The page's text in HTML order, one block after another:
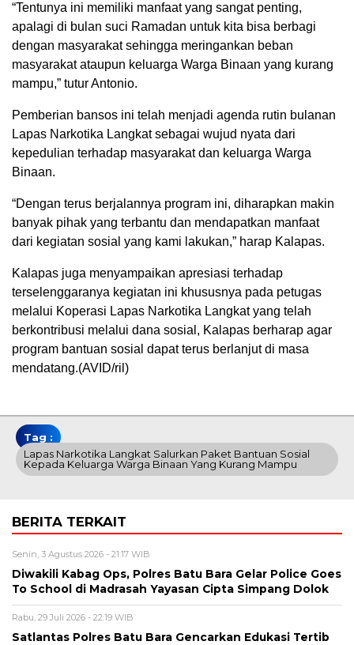
“Tentunya ini memiliki manfaat yang sangat penting,
apalagi di bulan suci Ramadan untuk kita bisa berbagi
dengan masyarakat sehingga meringankan beban
masyarakat ataupun keluarga Warga Binaan yang kurang
mampu,” tutur Antonio.
Pemberian bansos ini telah menjadi agenda rutin bulanan
Lapas Narkotika Langkat sebagai wujud nyata dari
kepedulian terhadap masyarakat dan keluarga Warga
Binaan.
“Dengan terus berjalannya program ini, diharapkan makin
banyak pihak yang terbantu dan mendapatkan manfaat
dari kegiatan sosial yang kami lakukan,” harap Kalapas.
Kalapas juga menyampaikan apresiasi terhadap
terselenggaranya kegiatan ini khususnya pada petugas
melalui Koperasi Lapas Narkotika Langkat yang telah
berkontribusi melalui dana sosial, Kalapas berharap agar
program bantuan sosial dapat terus berlanjut di masa
mendatang.(AVID/ril)
Tag :
Lapas Narkotika Langkat Salurkan Paket Bantuan Sosial
Kepada Keluarga Warga Binaan Yang Kurang Mampu
BERITA TERKAIT
Senin, 3 Agustus 2026 - 21:17 WIB
Diwakili Kabag Ops, Polres Batu Bara Gelar Police Goes
To School di Madrasah Yayasan Cipta Simpang Dolok
Rabu, 29 Juli 2026 - 22:19 WIB
Satlantas Polres Batu Bara Gencarkan Edukasi Tertib